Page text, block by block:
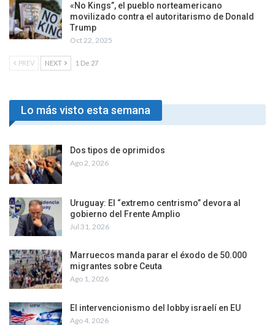
«No Kings”, el pueblo norteamericano
movilizado contra el autoritarismo de Donald
Trump
Oct 22, 2025
PREV NEXT 1 De 27
Lo más visto esta semana
Dos tipos de oprimidos
Ago 2, 2026
Uruguay: El “extremo centrismo” devora al
gobierno del Frente Amplio
Jul 31, 2026
Marruecos manda parar el éxodo de 50.000
migrantes sobre Ceuta
Ago 1, 2026
El intervencionismo del lobby israelí en EU
Ago 4, 2026